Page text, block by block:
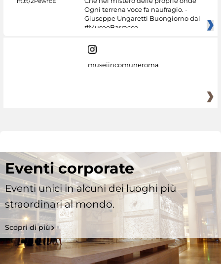
Ogni terrena voce fa naufragio. -
Giuseppe Ungaretti Buongiorno dal
#MuseoBarracco
museiincomuneroma
Eventi corporate
Eventi unici in alcuni dei luoghi più
straordinari al mondo.
Scopri di più